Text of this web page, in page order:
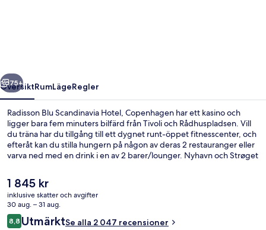
Nästa
75+
ÖversiktRumLägeRegler
Radisson Blu Scandinavia Hotel, Copenhagen har ett kasino och
ligger bara fem minuters bilfärd från Tivoli och Rådhuspladsen. Vill
du träna har du tillgång till ett dygnet runt-öppet fitnesscenter, och
efteråt kan du stilla hungern på någon av deras 2 restauranger eller
varva ned med en drink i en av 2 barer/lounger. Nyhavn och Strøget
uppskattar den hjälpsamma personalen och läget. Boendet ligger
bara en kort promenad från kollektivtrafik. Till Islands Brygge
Station tar det 7 minuter att gå och till Christianshavn Station är det
13 minuter.
Det
nuvarande
priset
är
1 845 kr
1 845 kr
inklusive skatter och avgifter
30 aug. – 31 aug.
Recensioner
8,88,8 av 10,
UtmärktSe alla 2 047 recensioner